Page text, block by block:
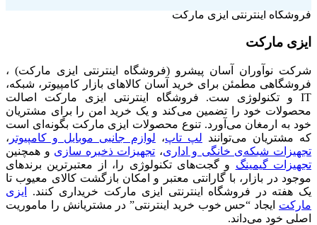
فروشگاه اینترنتی ایزی مارکت
ایزی مارکت
شرکت نوآوران آسان پیشرو (فروشگاه اینترنتی ایزی مارکت) ،
فروشگاهی مطمئن برای خرید آسان کالاهای بازار کامپیوتر، شبکه،
IT و تکنولوژی ست. فروشگاه اینترنتی ایزی مارکت اصالت
محصولات خود را تضمین می‌کند و یک خرید امن را برای مشتریان
خود به ارمغان می‌آورد. تنوع محصولات ایزی مارکت بگونه‌ای است
که مشتریان می‌توانند لپ تاپ، لوازم جانبی موبایل و کامپیوتر ،
تجهیزات شبکه‌ی خانگی و اداری، تجهیزات ذخیره سازی و همچنین
تجهیزات گیمینگ و گجت‌های تکنولوژی را، از معتبرترین برندهای
موجود در بازار، با گارانتی معتبر و امکان بازگشت کالای معیوب تا
یک هفته در فروشگاه اینترنتی ایزی مارکت خریداری کنند.
ایزی
مارکت ایجاد “حس خوب خرید اینترنتی” در مشتریانش را ماموریت
اصلی خود می‌داند.